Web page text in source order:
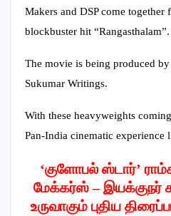
Makers and DSP come together
blockbuster hit “Rangasthalam”.
The movie is being produced
Sukumar Writings.
With these heavyweights
Pan-India cinematic experience
‘குளோபல் ஸ்டார்’
மேக்கர்ஸ் – இயக்குநர்
உருவாகும் புதிய